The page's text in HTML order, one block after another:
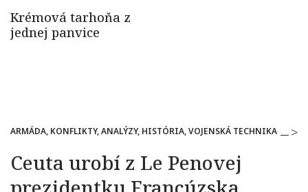
ARMÁDA, KONFLIKTY, ANALÝZY, HISTÓRIA, VOJENSKÁ TECHNIKA